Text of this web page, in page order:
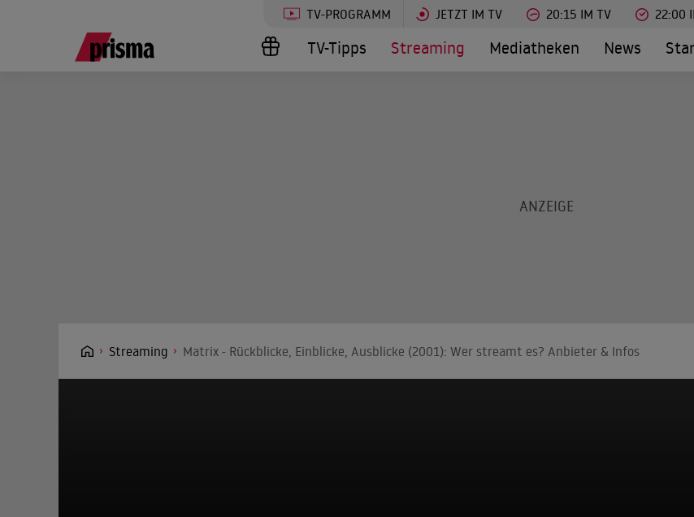
TV-PROGRAMM JETZT IM TV 20:15 IM TV 22:00
TV-Tipps Streaming Mediatheken News
Streaming Matrix - Rückblicke, Einblicke, Ausblicke (2001): Wer streamt es? Anbieter & Infos